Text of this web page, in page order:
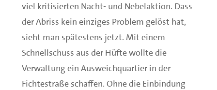
viel kritisierten Nacht- und Nebelaktion. Dass
der Abriss kein einziges Problem gelöst hat,
sieht man spätestens jetzt. Mit einem
Schnellschuss aus der Hüfte wollte die
Verwaltung ein Ausweichquartier in der
Fichtestraße schaffen. Ohne die Einbindung